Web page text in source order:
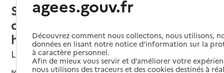
Service de soins infirmiers à
domicile – SSIAD - Centre
hospitalier le Neubourg
Le Neubourg, EURE
agees.gouv.fr
Découvrez comment nous collectons, nous utilisons,
données en lisant notre notice d’information sur la
à caractère personnel.
Afin de mieux vous servir et d’améliorer votre
nous utilisons des traceurs et des cookies destinés à